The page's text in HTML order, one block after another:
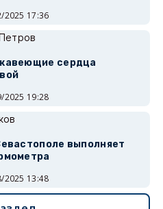
2025 17:36
сердца
2025 19:28
выполняет
2025 13:48